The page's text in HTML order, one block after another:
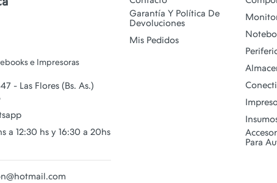
- Las Flores (Bs. As.)
a 12:30 hs y 16:30 a 20hs
Garantía Y Política De
Devoluciones
Mis Pedidos
Para